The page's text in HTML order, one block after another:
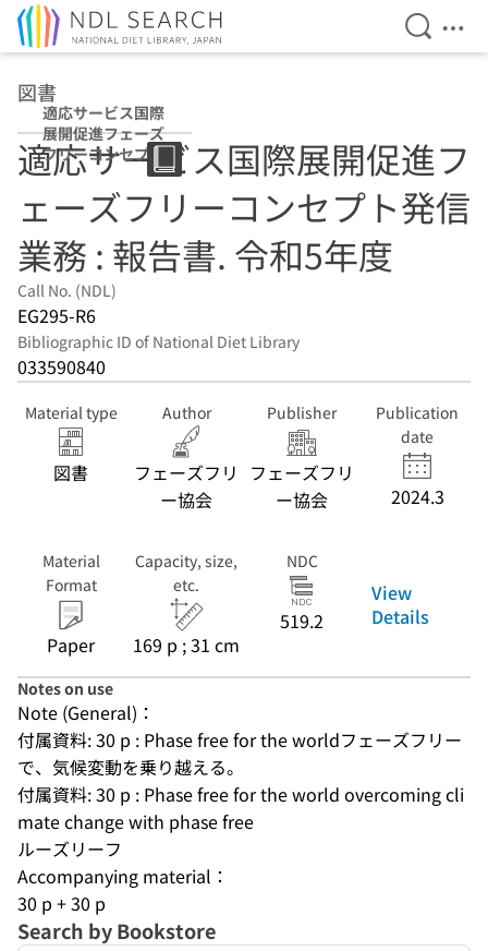
Open
図書
適応サービス国際
展開促進フェーズ
フリーコンセプト
発信業務 : 報告書
令和5年度
適応サービス国際展開促進フ
ェーズフリーコンセプト発信
業務 : 報告書. 令和5年度
Call No. (NDL)
EG295-R6
Bibliographic ID of National Diet Library
033590840
Material type
図書
Author
フェーズフリ
ー協会
Publisher
フェーズフリ
ー協会
Publication
date
2024.3
Material
Format
Paper
Capacity, size,
etc.
169 p ; 31 cm
NDC
519.2
View
Details
Notes on use
Note (General)：
付属資料: 30 p : Phase free for the worldフェーズフリー
で、気候変動を乗り越える。
付属資料: 30 p : Phase free for the world overcoming cli
mate change with phase free
ルーズリーフ
Accompanying material：
30 p + 30 p
Search by Bookstore